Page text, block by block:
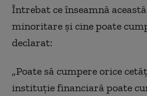
Întrebat ce înseamnă
minoritare și cine poate
declarat:
„Poate să cumpere orice
instituție financiară poate